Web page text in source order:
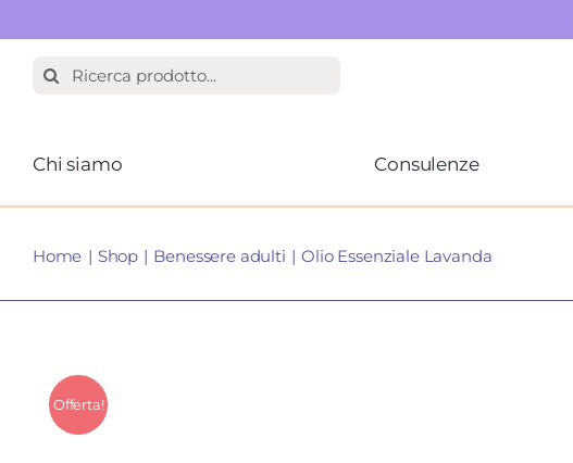
Salta
Cerca
Chi siamo Consulenze
Home Shop Benessere adulti Olio Essenziale Lavanda
Offerta!